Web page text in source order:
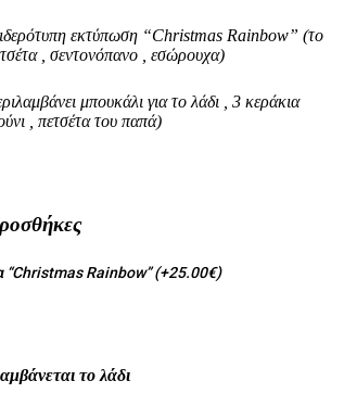
εκτύπωση “Christmas Rainbow” (το
, σεντονόπανο , εσώρουχα)
μπουκάλι για το λάδι , 3 κεράκια
, πετσέτα του παπά)
“Christmas Rainbow” (+25.00€)
το λάδι